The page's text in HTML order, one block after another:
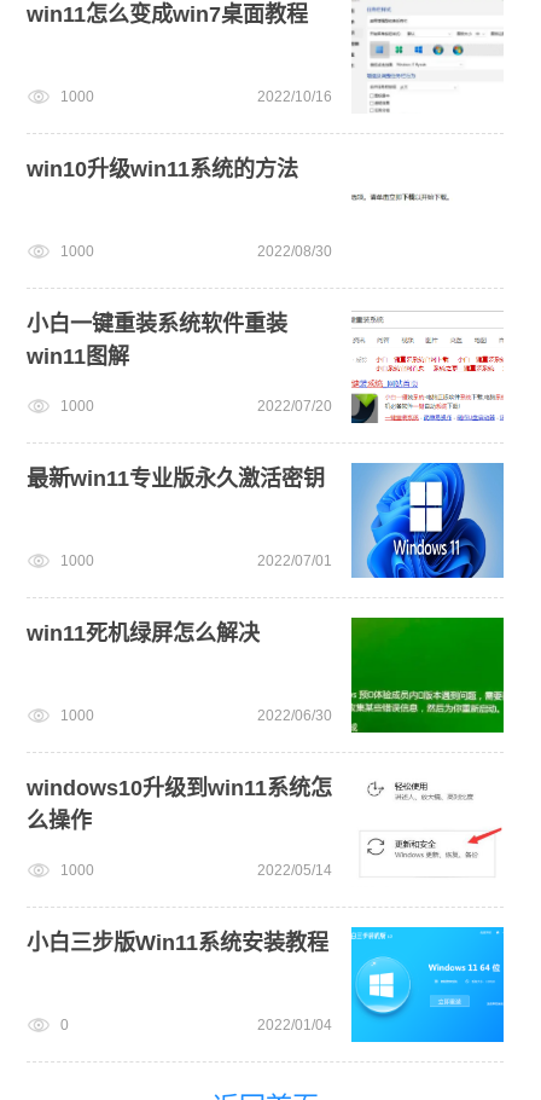
win11一键安装
win11怎么变成win7桌面教程
1000 2022/10/16
win10升级win11系统的方法
1000 2022/08/30
小白一键重装系统软件重装
win11图解
1000 2022/07/20
最新win11专业版永久激活密钥
1000 2022/07/01
win11死机绿屏怎么解决
1000 2022/06/30
windows10升级到win11系统怎
么操作
1000 2022/05/14
小白三步版Win11系统安装教程
0 2022/01/04